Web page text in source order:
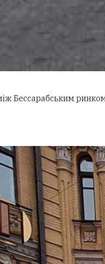
Бессарабським